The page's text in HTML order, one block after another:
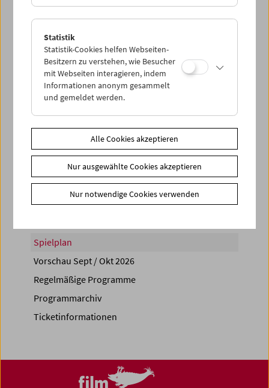
So 9.5.
PROGRAMM ÜBERBLICK
Spielplan
Vorschau Sept / Okt 2026
Regelmäßige Programme
Programmarchiv
Ticketinformationen
Statistik
Statistik-Cookies helfen Webseiten-
Besitzern zu verstehen, wie Besucher
mit Webseiten interagieren, indem
Informationen anonym gesammelt
und gemeldet werden.
Alle Cookies akzeptieren
Nur ausgewählte Cookies akzeptieren
Nur notwendige Cookies verwenden